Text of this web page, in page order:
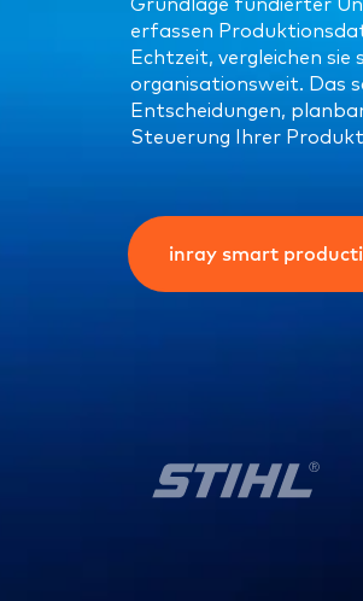
Grundlage fundierter
erfassen
Echtzeit, vergleichen
organisationsweit. Das
Entscheidungen,
Steuerung Ihrer
inray smart